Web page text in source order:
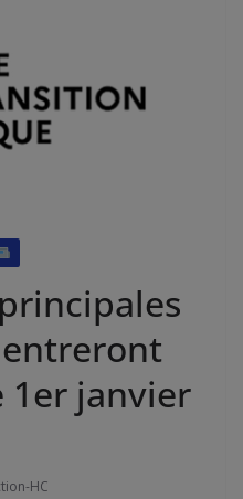
1er janvier
HC